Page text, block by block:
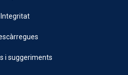
Integritat
i suggeriments